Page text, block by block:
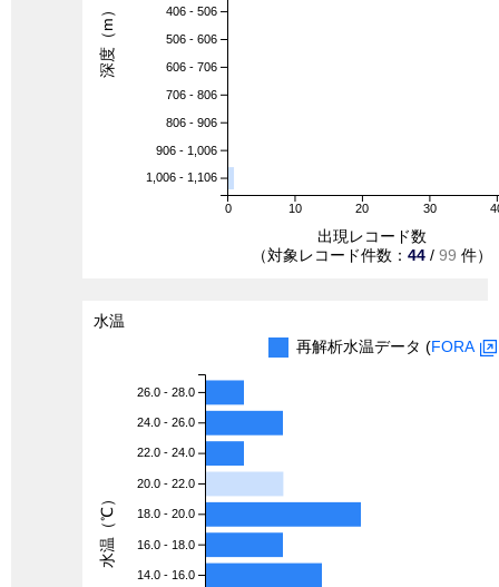
0 10 20 30
406 - 506
506 - 606
606 - 706
706 - 806
806 - 906
906 - 1,006
1,006 - 1,106
出現レコード数
（対象レコード件数： 44 / 99 件）
深度（m）
水温
再解析水温データ (FORA
26.0 - 28.0
24.0 - 26.0
22.0 - 24.0
20.0 - 22.0
18.0 - 20.0
16.0 - 18.0
14.0 - 16.0
水温（℃）